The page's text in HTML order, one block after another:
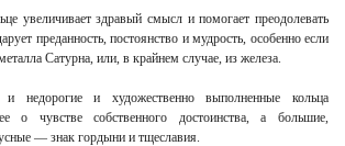
увеличивает здравый смысл и помогает преодолевать
преданность, постоянство и мудрость, особенно если
Сатурна, или, в крайнем случае, из железа.
недорогие и художественно выполненные
кольца
о чувстве собственного достоинства, а большие,
— знак гордыни и тщеславия.